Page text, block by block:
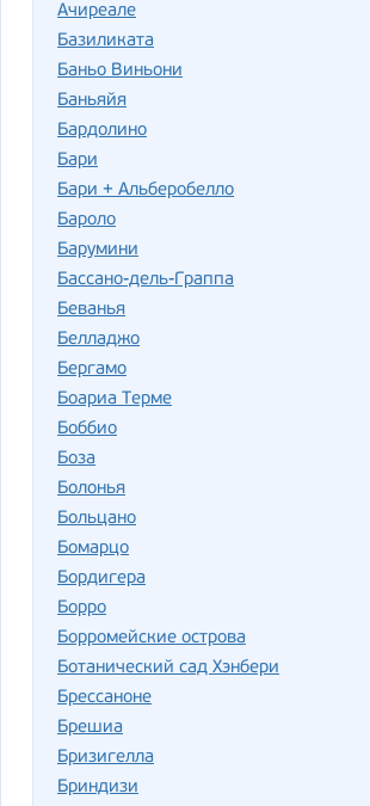
Ачиреале
Базиликата
Баньо Виньони
Баньяйя
Бардолино
Бари
Бари + Альберобелло
Бароло
Барумини
Бассано-дель-Граппа
Беванья
Белладжо
Бергамо
Боариа Терме
Боббио
Боза
Болонья
Больцано
Бомарцо
Бордигера
Борро
Борромейские острова
Ботанический сад Хэнбери
Брессаноне
Брешиа
Бризигелла
Бриндизи